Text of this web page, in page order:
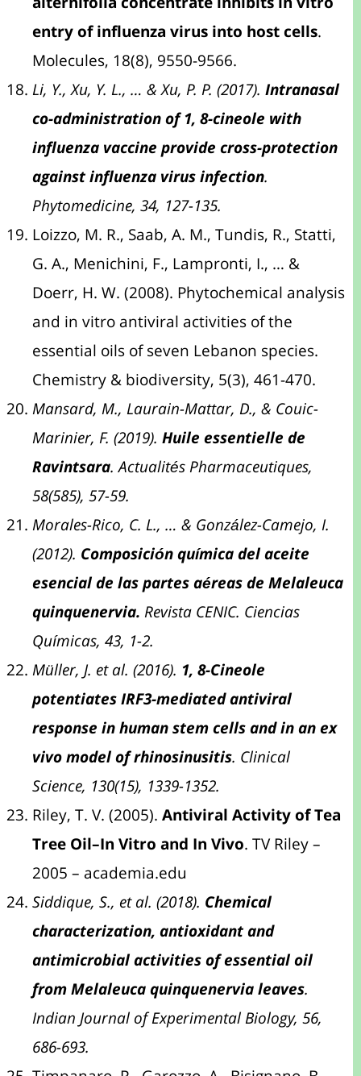
entry of influenza virus into host cells
Molecules, 18(8), 9550-9566.
Li, Y., Xu, Y. L., … & Xu, P. P. (2017).Intranasal
co-administration of 1, 8-cineole with
influenza vaccine provide cross-protection
against influenza virus infection
Phytomedicine, 34, 127-135.
Loizzo, M. R., Saab, A. M., Tundis, R., Statti,
G. A., Menichini, F., Lampronti, I., … &
Doerr, H. W. (2008). Phytochemical analysis
and in vitro antiviral activities of the
essential oils of seven Lebanon species.
Chemistry & biodiversity, 5(3), 461-470.
Mansard, M., Laurain-Mattar, D., & Couic-
Marinier, F. (2019).Huile essentielle de
Ravintsara. Actualités Pharmaceutiques,
58(585), 57-59.
Morales-Rico, C. L., … & González-Camejo, I.
(2012).Composición química del aceite
esencial de las partes aéreas de Melaleuca
quinquenervia.Revista CENIC. Ciencias
Químicas, 43, 1-2.
Müller, J. et al. (2016).1, 8-Cineole
potentiates IRF3-mediated antiviral
response in human stem cells and in an ex
vivo model of rhinosinusitis . Clinical
Science, 130(15), 1339-1352.
Riley, T. V. (2005).Antiviral Activity of Tea
Tree Oil–In Vitro and In Vivo . TV Riley –
2005 – academia.edu
Siddique, S., et al. (2018).Chemical
characterization, antioxidant and
antimicrobial activities of essential oil
from Melaleuca quinquenervia leaves
Indian Journal of Experimental Biology, 56,
686-693.